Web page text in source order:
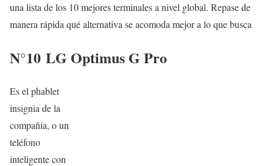
una lista de los 10 mejores terminales a nivel global. Repase de
manera rápida qué alternativa se acomoda mejor a lo que busca
N°10 LG Optimus G Pro
Es el phablet
insignia de la
compañía, o un
teléfono
inteligente con